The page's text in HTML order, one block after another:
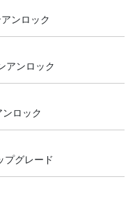
ンロック
アンロック
ロック
プグレード